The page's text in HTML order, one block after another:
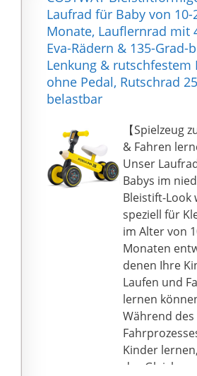
Sie die Ruhe
fördern Sie
Fahrspaß. Die
Kunststoff-
mit dem
Gummibelag
leise. So
PUKYlino
genutzt
bietet
Grip. Für Kids
cm.
Rad ist so
dass es
und viel
WÄCHST MIT:
Kinder
werden,
Kleinen
komfortable
Sitzposition
können
Laufrad für Baby von 10-
Monate, Lauflernrad mit
Eva-Rädern & 135-Grad-
Lenkung & rutschfestem
ohne Pedal, Rutschrad
belastbar
【Spielzeug
& Fahren
Unser
Babys im
Bleistift-Look
speziell für
im Alter von
Monaten
denen Ihre
Laufen und
lernen
Während des
Kinder
das